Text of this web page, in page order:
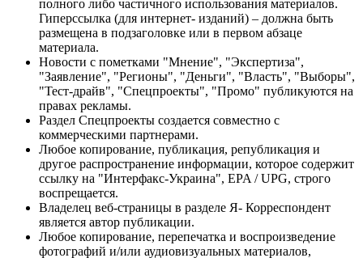
полного либо частичного использования материалов.
Гиперссылка (для интернет- изданий) – должна быть
размещена в подзаголовке или в первом абзаце
материала.
Новости с пометками "Мнение", "Экспертиза",
"Заявление", "Регионы", "Деньги", "Власть", "Выборы",
"Тест-драйв", "Спецпроекты", "Промо" публикуются на
правах рекламы.
Раздел Спецпроекты создается совместно с
коммерческими партнерами.
Любое копирование, публикация, републикация и
другое распространение информации, которое содержит
ссылку на "Интерфакс-Украина", EPA / UPG, строго
воспрещается.
Владелец веб-страницы в разделе Я- Корреспондент
является автор публикации.
Любое копирование, перепечатка и воспроизведение
фотографий и/или аудиовизуальных материалов,